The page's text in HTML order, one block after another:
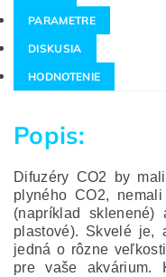
PARAMETRE
DISKUSIA
HODNOTENIE
Popis:
Difuzéry CO2 by
plyného CO2,
(napríklad
plastové). Skvelé
jedná o rôzne
pre vaše akvárium.